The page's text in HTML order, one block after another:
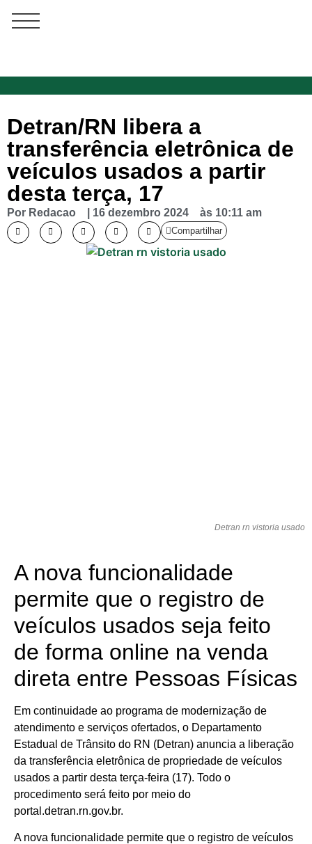
Detran/RN libera a
transferência eletrônica de
veículos usados a partir
desta terça, 17
Por Redacao 16 dezembro 2024 às 10:11 am
Compartilhar
Detran rn vistoria usado
A nova funcionalidade
permite que o registro de
veículos usados seja feito
de forma online na venda
direta entre Pessoas Físicas
Em continuidade ao programa de modernização de
atendimento e serviços ofertados, o Departamento
Estadual de Trânsito do RN (Detran) anuncia a liberação
da transferência eletrônica de propriedade de veículos
usados a partir desta terça-feira (17). Todo o
procedimento será feito por meio do
portal.detran.rn.gov.br.
A nova funcionalidade permite que o registro de veículos